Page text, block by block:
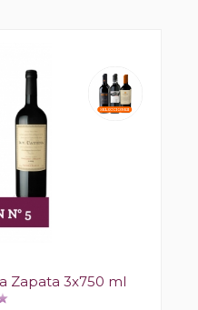
Zapata 3x750 ml